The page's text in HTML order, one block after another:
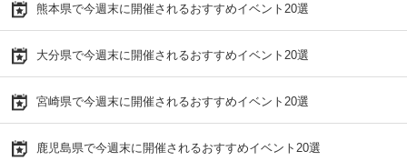
熊本県で今週末に開催されるおすすめイベント20選
大分県で今週末に開催されるおすすめイベント20選
宮崎県で今週末に開催されるおすすめイベント20選
鹿児島県で今週末に開催されるおすすめイベント20選